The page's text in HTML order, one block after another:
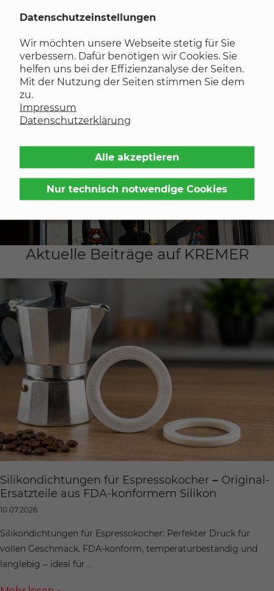
Datenschutzeinstellungen
Wir möchten unsere Webseite stetig für Sie
verbessern. Dafür benötigen wir Cookies. Sie
helfen uns bei der Effizienzanalyse der Seiten.
Mit der Nutzung der Seiten stimmen Sie dem
zu.
Impressum
Datenschutzerklärung
Alle akzeptieren
Nur technisch notwendige Cookies
Tür-, Fenster und Fassadenbau
Aktuelle Beiträge auf KREMER
Silikondichtungen für Espressokocher – Original-
Ersatzteile aus FDA-konformem Silikon
10.07.2026
Silikondichtungen für Espressokocher: Perfekter Druck für
vollen Geschmack. FDA-konform, temperaturbeständig und
langlebig – ideal für…